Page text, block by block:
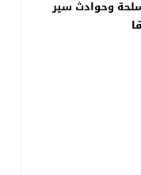
وحوادث سير